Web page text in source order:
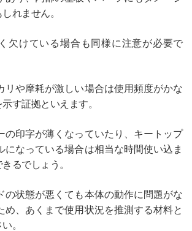
れません。
欠けている場合も同様に注意が必要で
リや摩耗が激しい場合は使用頻度がかな
す証拠といえます。
の印字が薄くなっていたり、キートップ
になっている場合は相当な時間使い込ま
るでしょう。
の状態が悪くても本体の動作に問題がな
め、あくまで使用状況を推測する材料と
。